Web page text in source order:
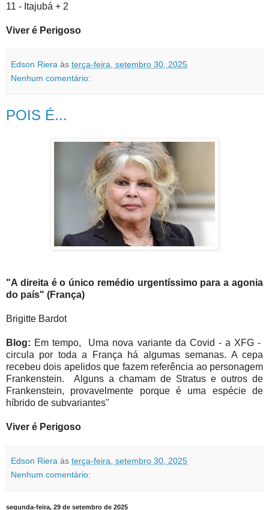
11 - Itajubá + 2
Viver é Perigoso
Edson Riera às terça-feira, setembro 30, 2025
Nenhum comentário:
POIS É...
"A direita é o único remédio urgentíssimo para a agonia
do país" (França)
Brigitte Bardot
Blog: Em tempo, Uma nova variante da Covid - a XFG -
circula por toda a França há algumas semanas. A cepa
recebeu dois apelidos que fazem referência ao personagem
Frankenstein. Alguns a chamam de Stratus e outros de
Frankenstein, provavelmente porque é uma espécie de
híbrido de subvariantes"
Viver é Perigoso
Edson Riera às terça-feira, setembro 30, 2025
Nenhum comentário:
segunda-feira, 29 de setembro de 2025